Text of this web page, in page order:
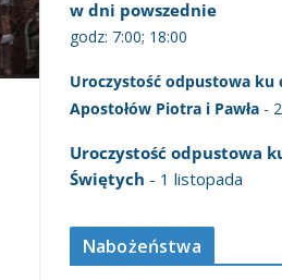
w dni powszednie
godz: 7:00; 18:00
Uroczystość odpustowa ku
Apostołów Piotra i Pawła -
Uroczystość odpustowa
Świętych - 1 listopada
Nabożeństwa